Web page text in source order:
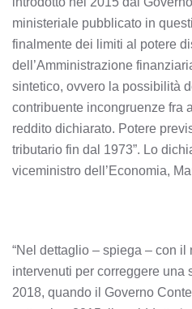
ministeriale pubblicato in
finalmente dei limiti al potere
dell’Amministrazione
sintetico, ovvero la possibilità
contribuente incongruenze fra
reddito dichiarato. Potere
tributario fin dal 1973”. Lo
viceministro dell’Economia,
“Nel dettaglio – spiega – con il
intervenuti per correggere una
2018, quando il Governo